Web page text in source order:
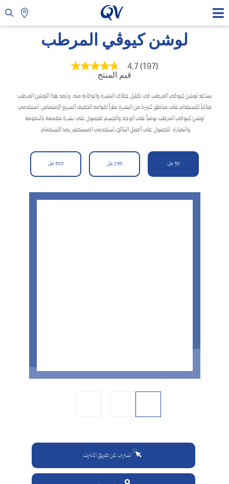
لوشن كيوڤي المرطب
متوسط
هو
4.7
من
5
نجوم.
Read
Reviews.
رابط
الصفحة.
4.7(197)
قيم المنتج
يساعد لوشن كيوڤي المرطب في تقليل جفاف البشرة والوقاية منه. ويُعد هذا اللوشن المرطب
مثالياً للاستخدام على مناطق كبيرة من البشرة نظراً لقوامه الخفيف السريع الامتصاص. استخدمي
لوشن كيوڤي المرطب يومياً على الوجه والجسم للحصول على بشرة مفعمة بالنعومة
والنضارة. للحصول على أفضل النتائج، استخدمي المستحضر بعد الاستحمام.
50 مل 250 مل 500 مل
اشتري عن طريق الانترنت